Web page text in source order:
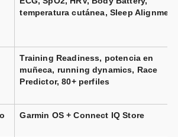
temperatura cutánea, Sleep Alignment
Training Readiness, potencia en
muñeca, running dynamics, Race
Predictor, 80+ perfiles
Garmin OS + Connect IQ Store